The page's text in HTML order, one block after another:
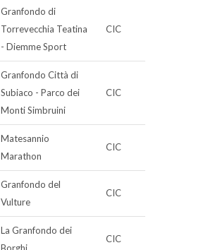
Granfondo di
Torrevecchia Teatina
- Diemme Sport
CIC
Granfondo Città di
Subiaco - Parco dei
Monti Simbruini
CIC
Matesannio
Marathon
CIC
Granfondo del
Vulture
CIC
La Granfondo dei
CIC